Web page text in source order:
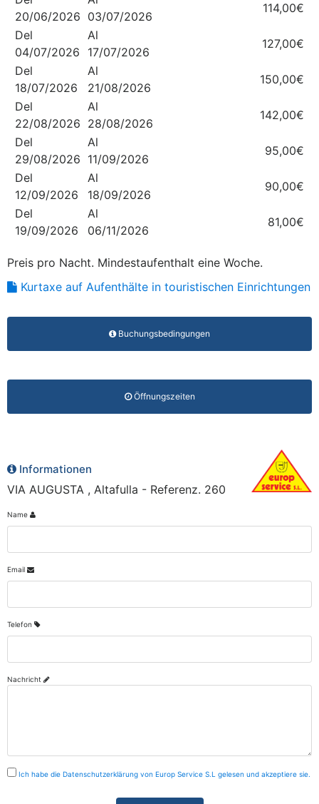
20/06/2026 03/07/2026
114,00€
Del
04/07/2026
Al
17/07/2026
127,00€
Del
18/07/2026
Al
21/08/2026
150,00€
Del
22/08/2026
Al
28/08/2026
142,00€
Del
29/08/2026
Al
11/09/2026
95,00€
Del
12/09/2026
Al
18/09/2026
90,00€
Del
19/09/2026
Al
06/11/2026
81,00€
Preis pro Nacht. Mindestaufenthalt eine Woche.
Kurtaxe auf Aufenthälte in touristischen Einrichtungen
Buchungsbedingungen
Öffnungszeiten
Informationen
VIA AUGUSTA , Altafulla - Referenz. 260
Name
Email
Telefon
Nachricht
Ich habe die Datenschutzerklärung von Europ Service S.L gelesen und akzeptiere sie.